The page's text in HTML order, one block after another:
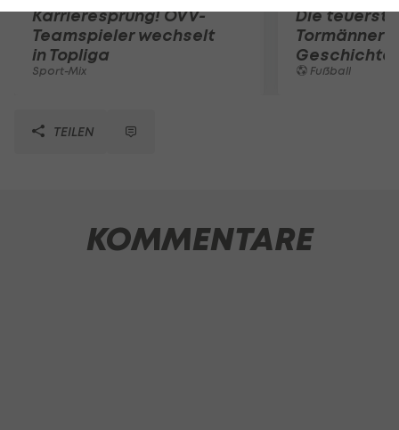
Karrieresprung! ÖVV-
Teamspieler wechselt
in Topliga
Sport-Mix
Die
Tormänner
Geschichte
Fußball
TEILEN
KOMMENTARE